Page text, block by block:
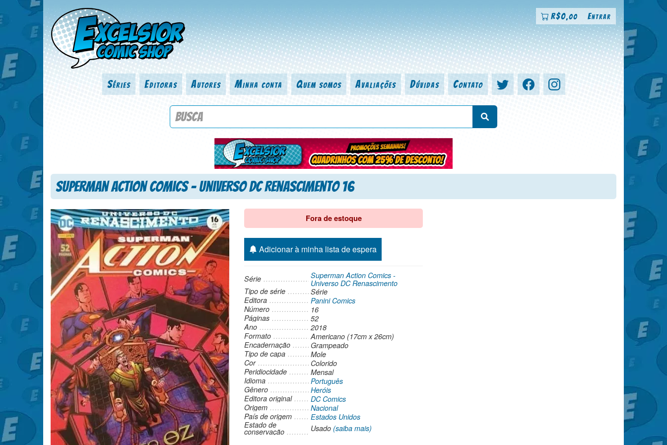
R$0,00 Entrar
Séries Editoras Autores Minha conta Quem somos Avaliações Dúvidas Contato
Procure por título da revista, personagem, série, escritor, desenhista, arte-finalista, colorista
Superman Action Comics – Universo DC Renascimento 16
Fora de estoque
Adicionar à minha lista de espera
Série
Superman Action Comics -
Universo DC Renascimento
Tipo de série
Série
Editora
Panini Comics
Número
16
Páginas
52
Ano
2018
Formato
Americano (17cm x 26cm)
Encadernação
Grampeado
Tipo de capa
Mole
Cor
Colorido
Peridiocidade
Mensal
Idioma
Português
Gênero
Heróis
Editora original
DC Comics
Origem
Nacional
País de origem
Estados Unidos
Estado de
conservação Usado (saiba mais)